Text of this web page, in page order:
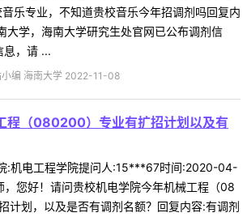
乐专业，不知道贵校音乐今年招调剂吗回复内
大学，海南大学研究生处官网已公布调剂信
息，请 ...
小编 海南大学 2022-11-08
程（080200）专业有扩招计划以及有
:机电工程学院提问人:15***67时间:2020-04-
您好！请问贵校机电学院今年机械工程（08
计划，以及是否有调剂名额？回复内容:有调剂